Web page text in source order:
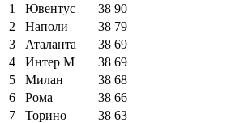
1
Ювентус 38 90
2
Наполи 38 79
3
Аталанта 38 69
4
Интер М 38 69
5
Милан 38 68
6
Рома 38 66
7
Торино 38 63